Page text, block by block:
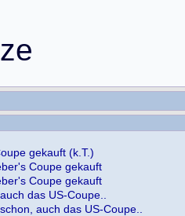
ze
gekauft (k.T.)
Coupe gekauft
Coupe gekauft
das US-Coupe..
auch das US-Coupe..